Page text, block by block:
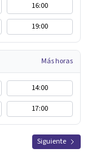
16:00
19:00
Más horas
14:00
17:00
Siguiente